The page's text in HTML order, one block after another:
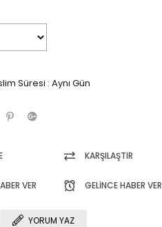
Süresi : Aynı Gün
KARŞILAŞTIR
VER GELINCE HABER VER
YORUM YAZ